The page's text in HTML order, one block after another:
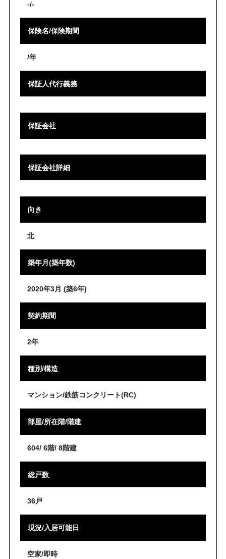
-/-
保険名/保険期間
/年
保証人代行義務
保証会社
保証会社詳細
向き
北
築年月(築年数)
2020年3月 (築6年)
契約期間
2年
種別/構造
マンション/鉄筋コンクリート(RC)
部屋/所在階/階建
604/ 6階/ 8階建
総戸数
36戸
現況/入居可能日
空家/即時